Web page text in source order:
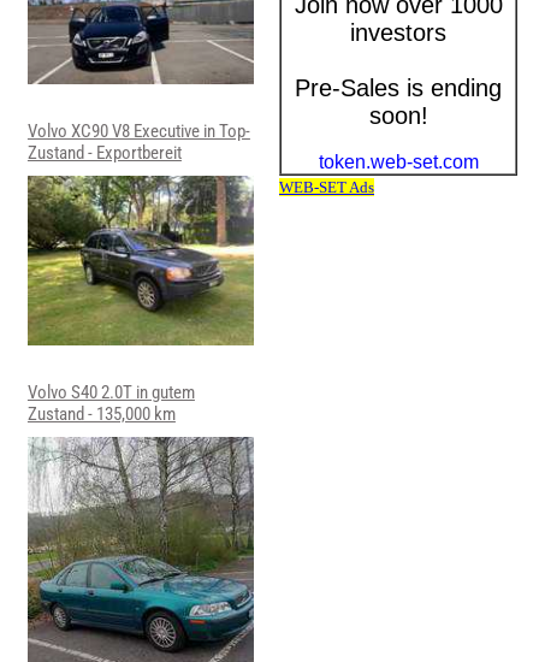
Volvo XC90 V8 Executive in Top-
Zustand - Exportbereit
Volvo S40 2.0T in gutem
Zustand - 135,000 km